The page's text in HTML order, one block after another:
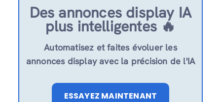
Des annonces display IA
plus intelligentes 🔥
Automatisez et faites évoluer les
annonces display avec la précision de l'IA
ESSAYEZ MAINTENANT